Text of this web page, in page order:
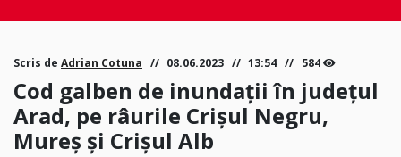
Scris de Adrian Cotuna 08.06.2023 13:54 584
Cod galben de inundații în județul
Arad, pe râurile Crișul Negru,
Mureș și Crișul Alb